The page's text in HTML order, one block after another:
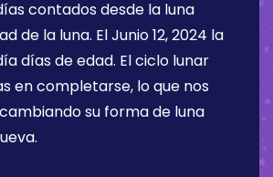
contados desde la luna
de la luna. ElJunio 12, 2024 la
días de edad. El ciclo lunar
en completarse, lo que nos
su forma de luna